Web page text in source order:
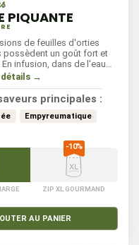
PIQUANTE
de feuilles d'orties
possèdent un goût fort et
infusion, dans de l'eau
(500 ml), jeter 1 cuillère
minutes puis filtrer.
détails →
principales :
Empyreumatique
ZIP XL GOURMAND
AU PANIER